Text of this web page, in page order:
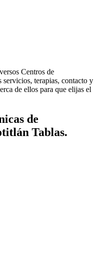
Centros de
terapias, contacto y
de ellos para que elijas el
de
Tablas.